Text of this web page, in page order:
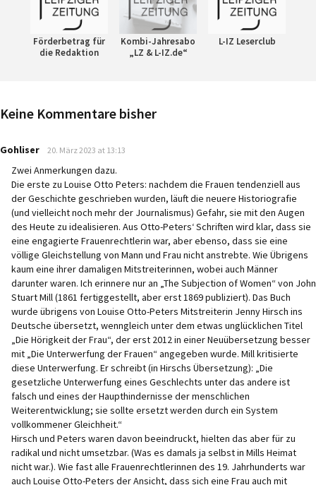
Förderbetrag für
die Redaktion
Kombi-Jahresabo
„LZ & L-IZ.de“
L-IZ Leserclub
Keine Kommentare bisher
Gohliser says:
20. März 2023 at 13:13
Zwei Anmerkungen dazu.
Die erste zu Louise Otto Peters: nachdem die Frauen tendenziell aus
der Geschichte geschrieben wurden, läuft die neuere Historiografie
(und vielleicht noch mehr der Journalismus) Gefahr, sie mit den Augen
des Heute zu idealisieren. Aus Otto-Peters‘ Schriften wird klar, dass sie
eine engagierte Frauenrechtlerin war, aber ebenso, dass sie eine
völlige Gleichstellung von Mann und Frau nicht anstrebte. Wie Übrigens
kaum eine ihrer damaligen Mitstreiterinnen, wobei auch Männer
darunter waren. Ich erinnere nur an „The Subjection of Women“ von John
Stuart Mill (1861 fertiggestellt, aber erst 1869 publiziert). Das Buch
wurde übrigens von Louise Otto-Peters Mitstreiterin Jenny Hirsch ins
Deutsche übersetzt, wenngleich unter dem etwas unglücklichen Titel
„Die Hörigkeit der Frau“, der erst 2012 in einer Neuübersetzung besser
mit „Die Unterwerfung der Frauen“ angegeben wurde. Mill kritisierte
diese Unterwerfung. Er schreibt (in Hirschs Übersetzung): „Die
gesetzliche Unterwerfung eines Geschlechts unter das andere ist
falsch und eines der Haupthindernisse der menschlichen
Weiterentwicklung; sie sollte ersetzt werden durch ein System
vollkommener Gleichheit.“
Hirsch und Peters waren davon beeindruckt, hielten das aber für zu
radikal und nicht umsetzbar. (Was es damals ja selbst in Mills Heimat
nicht war.). Wie fast alle Frauenrechtlerinnen des 19. Jahrhunderts war
auch Louise Otto-Peters der Ansicht, dass sich eine Frau auch mit